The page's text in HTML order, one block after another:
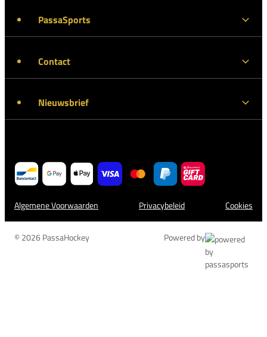
PassaSports
Contact
Nieuwsbrief
Algemene Voorwaarden Privacybeleid Cookies
© 2026 PassaHockey Powered by